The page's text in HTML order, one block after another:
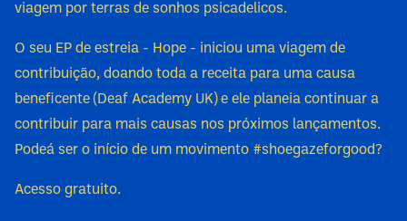
viagem por terras de sonhos psicadelicos.
O seu EP de estreia - Hope - iniciou uma viagem de
contribuição, doando toda a receita para uma causa
beneficente (Deaf Academy UK) e ele planeia continuar a
contribuir para mais causas nos próximos lançamentos.
Podeá ser o início de um movimento #shoegazeforgood?
Acesso gratuito.